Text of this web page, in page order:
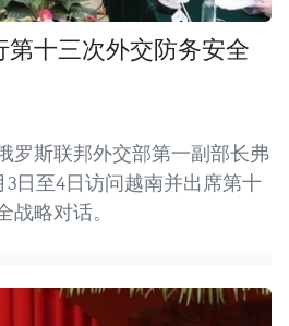
十三次外交防务安全
罗斯联邦外交部第一副部长弗
3日至4日访问越南并出席第十
略对话。